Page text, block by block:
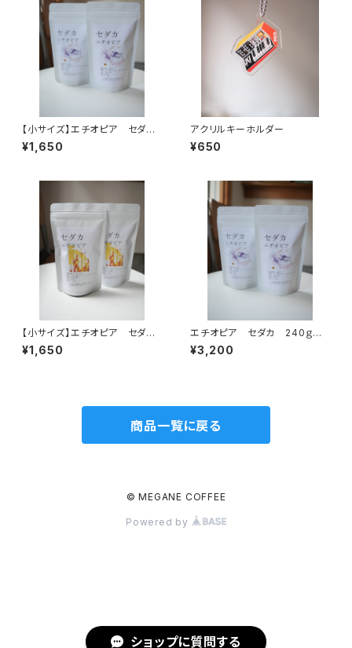
ショップに質問する
【小サイズ】エチオピア セダ
カ 120ｇ 中浅煎り
¥1,650
アクリルキーホルダー
¥650
【小サイズ】エチオピア セダ
カ ナチュラル 120ｇ 中深煎
り
¥1,650
エチオピア セダカ 240ｇ
中浅煎り
¥3,200
商品一覧に戻る
© MEGANE COFFEE
Powered by